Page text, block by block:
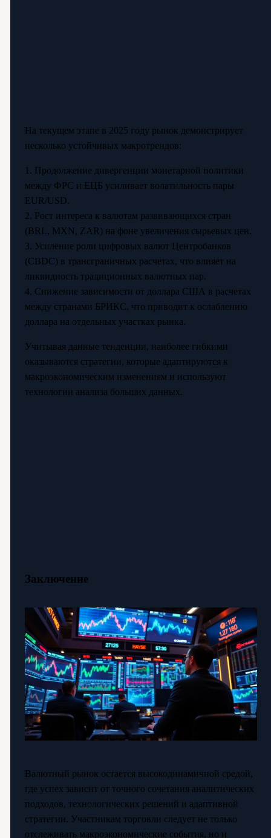
На текущем этапе в 2025 году рынок демонстрирует
несколько устойчивых макротрендов:
1. Продолжение дивергенции монетарной политики
между ФРС и ЕЦБ усиливает волатильность пары
EUR/USD.
2. Рост интереса к валютам развивающихся стран
(BRL, MXN, ZAR) на фоне увеличения сырьевых цен.
3. Усиление роли цифровых валют Центробанков
(CBDC) в трансграничных расчетах, что влияет на
ликвидность традиционных валютных пар.
4. Снижение зависимости от доллара США в расчетах
между странами БРИКС, что приводит к ослаблению
доллара на отдельных участках рынка.
Учитывая данные тенденции, наиболее гибкими
оказываются стратегии, которые адаптируются к
макроэкономическим изменениям и используют
технологии анализа больших данных.
Заключение
Валютный рынок остается высокодинамичной средой,
где успех зависит от точного сочетания аналитических
подходов, технологических решений и адаптивной
стратегии. Участникам торговли следует не только
отслеживать макроэкономические события, но и